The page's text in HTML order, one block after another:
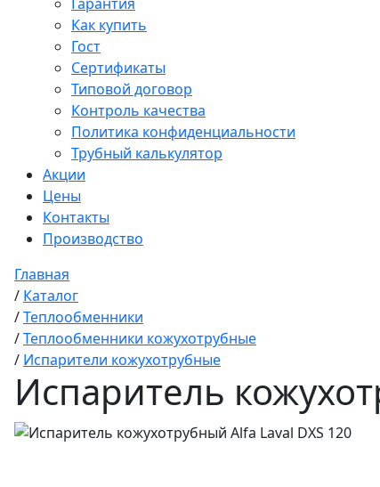
Гарантия
Как купить
Гост
Сертификаты
Типовой договор
Контроль качества
Политика конфиденциальности
Трубный калькулятор
Акции
Цены
Контакты
Производство
Главная
/ Каталог
/Теплообменники
/Теплообменники кожухотрубные
/ Испарители кожухотрубные
Испаритель